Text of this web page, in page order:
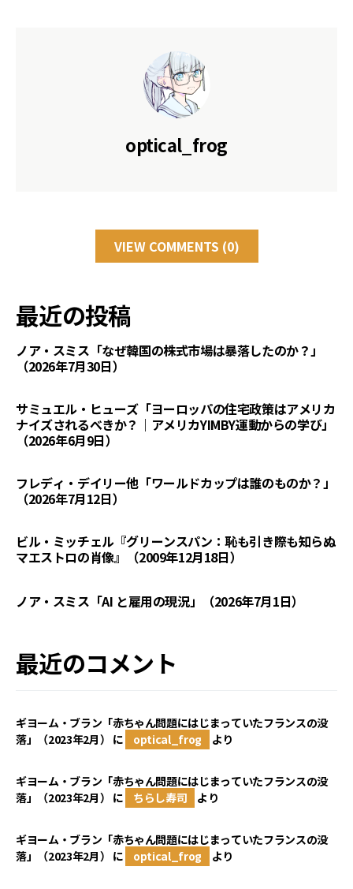
optical_frog
VIEW COMMENTS (0)
最近の投稿
ノア・スミス「なぜ韓国の株式市場は暴落したのか？」
（2026年7月30日）
サミュエル・ヒューズ「ヨーロッパの住宅政策はアメリカ
ナイズされるべきか？｜アメリカYIMBY運動からの学び」
（2026年6月9日）
フレディ・デイリー他「ワールドカップは誰のものか？」
（2026年7月12日）
ビル・ミッチェル『グリーンスパン：恥も引き際も知らぬ
マエストロの肖像』（2009年12月18日）
ノア・スミス「AI と雇用の現況」（2026年7月1日）
最近のコメント
ギヨーム・ブラン「赤ちゃん問題にはじまっていたフランスの没
落」（2023年2月） に optical_frog より
ギヨーム・ブラン「赤ちゃん問題にはじまっていたフランスの没
落」（2023年2月） に ちらし寿司 より
ギヨーム・ブラン「赤ちゃん問題にはじまっていたフランスの没
落」（2023年2月） に optical_frog より